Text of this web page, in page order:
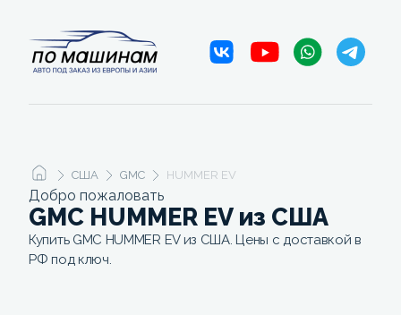
США GMC HUMMER EV
Добро пожаловать
GMC HUMMER EV из США
Купить GMC HUMMER EV из США. Цены с доставкой в
РФ под ключ.